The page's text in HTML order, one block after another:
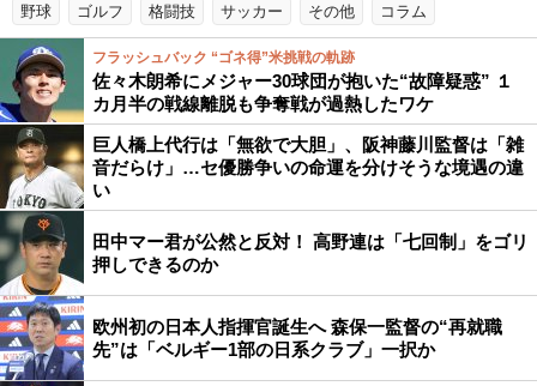
野球 ゴルフ 格闘技 サッカー その他 コラム
フラッシュバック “ゴネ得”米挑戦の軌跡
佐々木朗希にメジャー30球団が抱いた“故障疑惑” １
カ月半の戦線離脱も争奪戦が過熱したワケ
巨人橋上代行は「無欲で大胆」、阪神藤川監督は「雑
音だらけ」…セ優勝争いの命運を分けそうな境遇の違
い
田中マー君が公然と反対！ 高野連は「七回制」をゴリ
押しできるのか
欧州初の日本人指揮官誕生へ 森保一監督の“再就職
先”は「ベルギー1部の日系クラブ」一択か